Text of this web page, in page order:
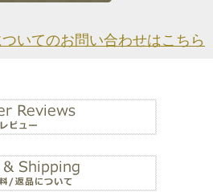
いてのお問い合わせはこちら